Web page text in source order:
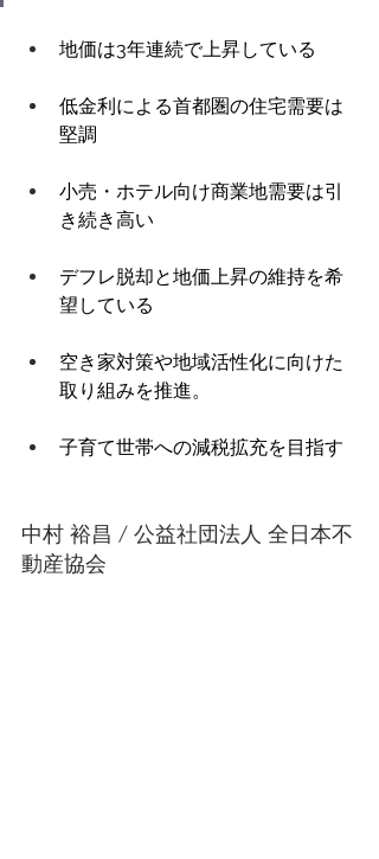
地価は3年連続で上昇している
低金利による首都圏の住宅需要は
堅調
小売・ホテル向け商業地需要は引
き続き高い
デフレ脱却と地価上昇の維持を希
望している
空き家対策や地域活性化に向けた
取り組みを推進。
子育て世帯への減税拡充を目指す
中村 裕昌 / 公益社団法人 全日本不
動産協会